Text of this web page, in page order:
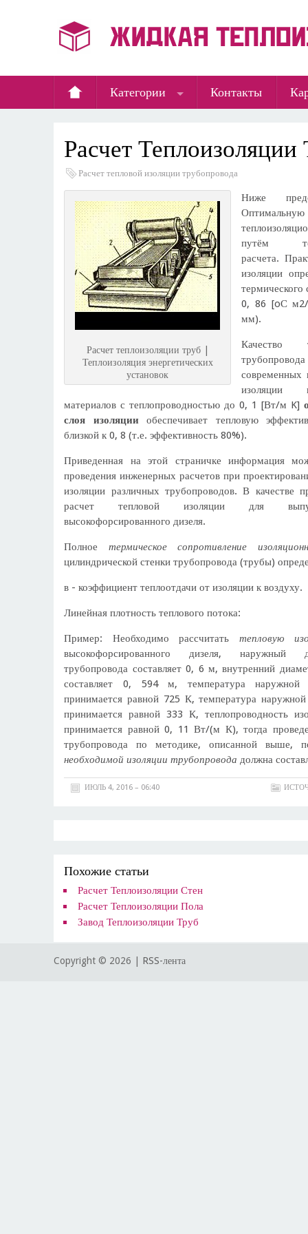
Категории Контакты
Расчет Теплоизоляции
Расчет тепловой изоляции трубопровода
Расчет теплоизоляции труб |
Теплоизоляция энергетических
установок
Ниже
путём
расчета.
изоляции
термического
0, 86 [oС
мм).
Качество
современных
изоляции
материалов с теплопроводностью до 0, 1 [Вт/м K]
слоя изоляцииобеспечивает тепловую
близкой к 0, 8 (т.е. эффективность 80%).
Приведенная на этой страничке информация
проведения инженерных расчетов при
изоляции различных трубопроводов. В качестве
расчет тепловой изоляции для
высокофорсированного дизеля.
Полное термическое сопротивление
цилиндрической стенки трубопровода (трубы)
в - коэффициент теплоотдачи от изоляции к воздуху.
Линейная плотность теплового потока:
Пример: Необходимо рассчитать тепловую
высокофорсированного дизеля, наружный
трубопровода составляет 0, 6 м, внутренний
составляет 0, 594 м, температура наружной
принимается равной 725 К, температура наружной
принимается равной 333 К, теплопроводность
принимается равной 0, 11 Вт/(м К), тогда
трубопровода по методике, описанной выше,
необходимой изоляции трубопровода должна
ИЮЛЬ 4, 2016 – 06:40
Похожие статьи
Расчет Теплоизоляции Стен
Расчет Теплоизоляции Пола
Завод Теплоизоляции Труб
Copyright © 2026 | RSS-лента